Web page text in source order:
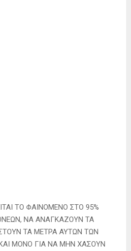
ΤΟ ΦΑΙΝΟΜΕΝΟ ΣΤΟ 95%
ΝΑ ΑΝΑΓΚΑΖΟΥΝ ΤΑ
ΤΑ ΜΕΤΡΑ ΑΥΤΩΝ ΤΩΝ
ΜΟΝΟ ΓΙΑ ΝΑ ΜΗΝ ΧΑΣΟΥΝ